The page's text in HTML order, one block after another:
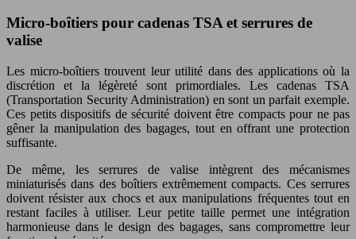
Micro-boîtiers pour cadenas TSA et serrures de
valise
Les micro-boîtiers trouvent leur utilité dans des applications où la
discrétion et la légèreté sont primordiales. Les cadenas TSA
(Transportation Security Administration) en sont un parfait exemple.
Ces petits dispositifs de sécurité doivent être compacts pour ne pas
gêner la manipulation des bagages, tout en offrant une protection
suffisante.
De même, les serrures de valise intègrent des mécanismes
miniaturisés dans des boîtiers extrêmement compacts. Ces serrures
doivent résister aux chocs et aux manipulations fréquentes tout en
restant faciles à utiliser. Leur petite taille permet une intégration
harmonieuse dans le design des bagages, sans compromettre leur